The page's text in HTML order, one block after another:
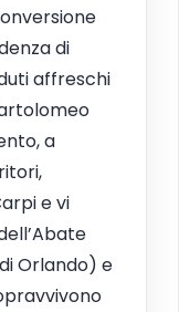
di
affreschi
a
e vi
Orlando) e